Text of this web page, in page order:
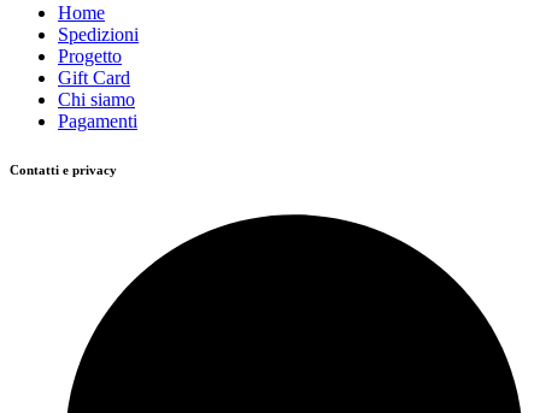
Home
Spedizioni
Progetto
Gift Card
Chi siamo
Pagamenti
Contatti e privacy